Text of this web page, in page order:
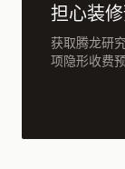
担心装修
获取腾龙研
项隐形收费预